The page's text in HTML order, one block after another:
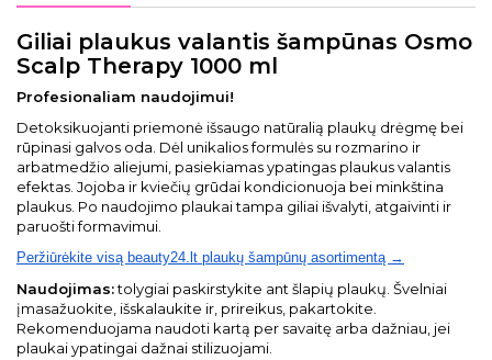
Giliai plaukus valantis šampūnas Osmo
Scalp Therapy 1000 ml
Profesionaliam naudojimui!
Detoksikuojanti priemonė išsaugo natūralią plaukų drėgmę bei
rūpinasi galvos oda. Dėl unikalios formulės su rozmarino ir
arbatmedžio aliejumi, pasiekiamas ypatingas plaukus valantis
efektas. Jojoba ir kviečių grūdai kondicionuoja bei minkština
plaukus. Po naudojimo plaukai tampa giliai išvalyti, atgaivinti ir
paruošti formavimui.
Peržiūrėkite visą beauty24.lt plaukų šampūnų asortimentą →
Naudojimas:tolygiai paskirstykite ant šlapių plaukų. Švelniai
įmasažuokite, išskalaukite ir, prireikus, pakartokite.
Rekomenduojama naudoti kartą per savaitę arba dažniau, jei
plaukai ypatingai dažnai stilizuojami.